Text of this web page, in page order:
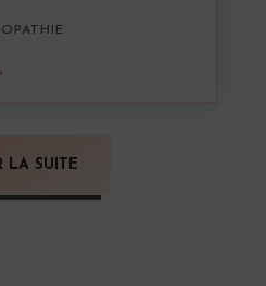
LA SUITE